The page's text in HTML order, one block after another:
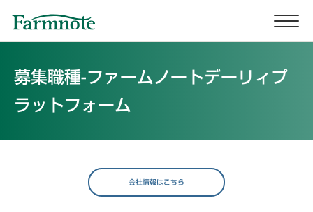
募集職種-ファームノートデーリィプ
ラットフォーム
会社情報はこちら